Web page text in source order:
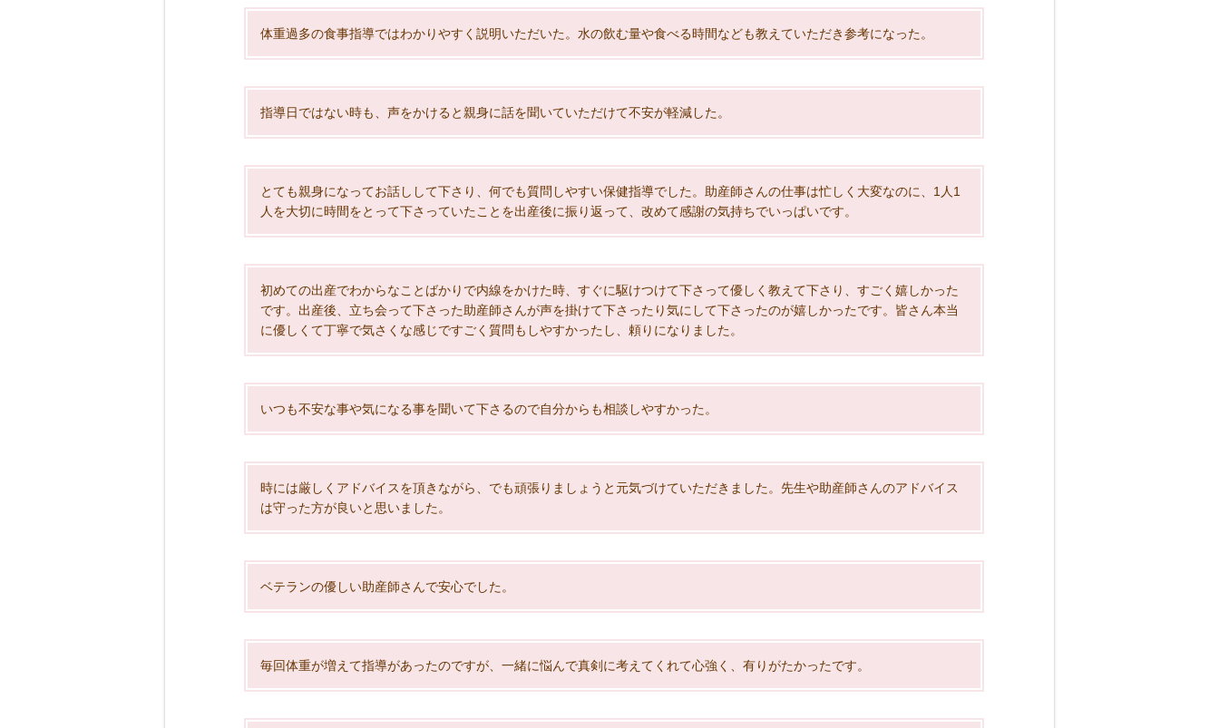
体重過多の食事指導ではわかりやすく説明いただいた。水の飲む量や食べる時間なども教えていただき参考になった。
指導日ではない時も、声をかけると親身に話を聞いていただけて不安が軽減した。
とても親身になってお話しして下さり、何でも質問しやすい保健指導でした。助産師さんの仕事は忙しく大変なのに、1人1
人を大切に時間をとって下さっていたことを出産後に振り返って、改めて感謝の気持ちでいっぱいです。
初めての出産でわからなことばかりで内線をかけた時、すぐに駆けつけて下さって優しく教えて下さり、すごく嬉しかった
です。出産後、立ち会って下さった助産師さんが声を掛けて下さったり気にして下さったのが嬉しかったです。皆さん本当
に優しくて丁寧で気さくな感じですごく質問もしやすかったし、頼りになりました。
いつも不安な事や気になる事を聞いて下さるので自分からも相談しやすかった。
時には厳しくアドバイスを頂きながら、でも頑張りましょうと元気づけていただきました。先生や助産師さんのアドバイス
は守った方が良いと思いました。
ベテランの優しい助産師さんで安心でした。
毎回体重が増えて指導があったのですが、一緒に悩んで真剣に考えてくれて心強く、有りがたかったです。